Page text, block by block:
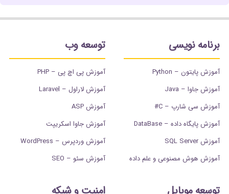
برنامه نویسی
آموزش پایتون – Python
آموزش جاوا – Java
آموزش سی شارپ – C#
آموزش پایگاه داده – DataBase
آموزش SQL Server
آموزش هوش مصنوعی و علم داده
توسعه وب
آموزش پی اچ پی – PHP
آموزش لاراول – Laravel
آموزش ASP
آموزش جاوا اسکریپت
آموزش وردپرس – WordPress
آموزش سئو – SEO